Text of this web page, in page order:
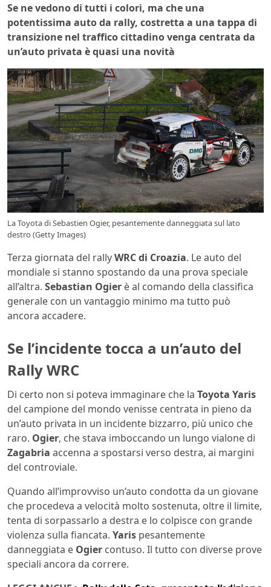
Se ne vedono di tutti i colori, ma che una
potentissima auto da rally, costretta a una tappa di
transizione nel traffico cittadino venga centrata da
un’auto privata è quasi una novità
La Toyota di Sebastien Ogier, pesantemente danneggiata sul lato
destro (Getty Images)
Terza giornata del rallyWRC di Croazia. Le auto del
mondiale si stanno spostando da una prova speciale
all’altra. Sebastian Ogier è al comando della classifica
generale con un vantaggio minimo ma tutto può
ancora accadere.
Se l’incidente tocca a un’auto del
Rally WRC
Di certo non si poteva immaginare che la Toyota Yaris
del campione del mondo venisse centrata in pieno da
un’auto privata in un incidente bizzarro, più unico che
raro. Ogier, che stava imboccando un lungo vialone di
Zagabria accenna a spostarsi verso destra, ai margini
del controviale.
Quando all’improvviso un’auto condotta da un giovane
che procedeva a velocità molto sostenuta, oltre il limite,
tenta di sorpassarlo a destra e lo colpisce con grande
violenza sulla fiancata. Yaris pesantemente
danneggiata e Ogier contuso. Il tutto con diverse prove
speciali ancora da correre.